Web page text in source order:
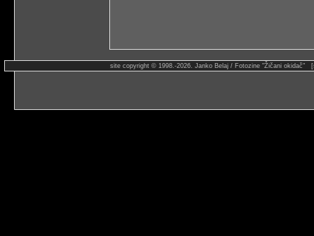
site copyright © 1998.-2026. Janko Belaj / Fotozine "Žičani okidač"